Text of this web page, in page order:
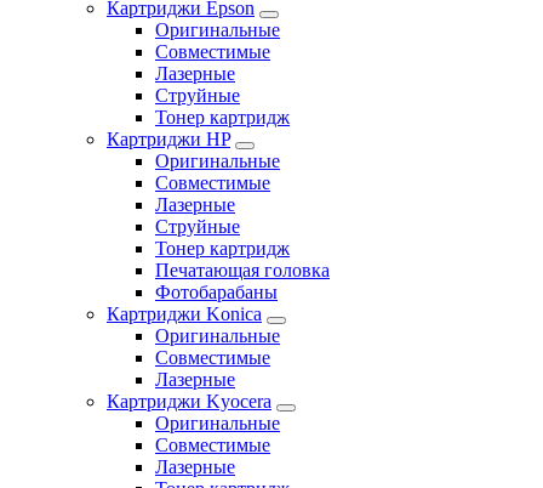
Картриджи Epson
Оригинальные
Совместимые
Лазерные
Струйные
Тонер картридж
Картриджи HP
Оригинальные
Совместимые
Лазерные
Струйные
Тонер картридж
Печатающая головка
Фотобарабаны
Картриджи Konica
Оригинальные
Совместимые
Лазерные
Картриджи Kyocera
Оригинальные
Совместимые
Лазерные